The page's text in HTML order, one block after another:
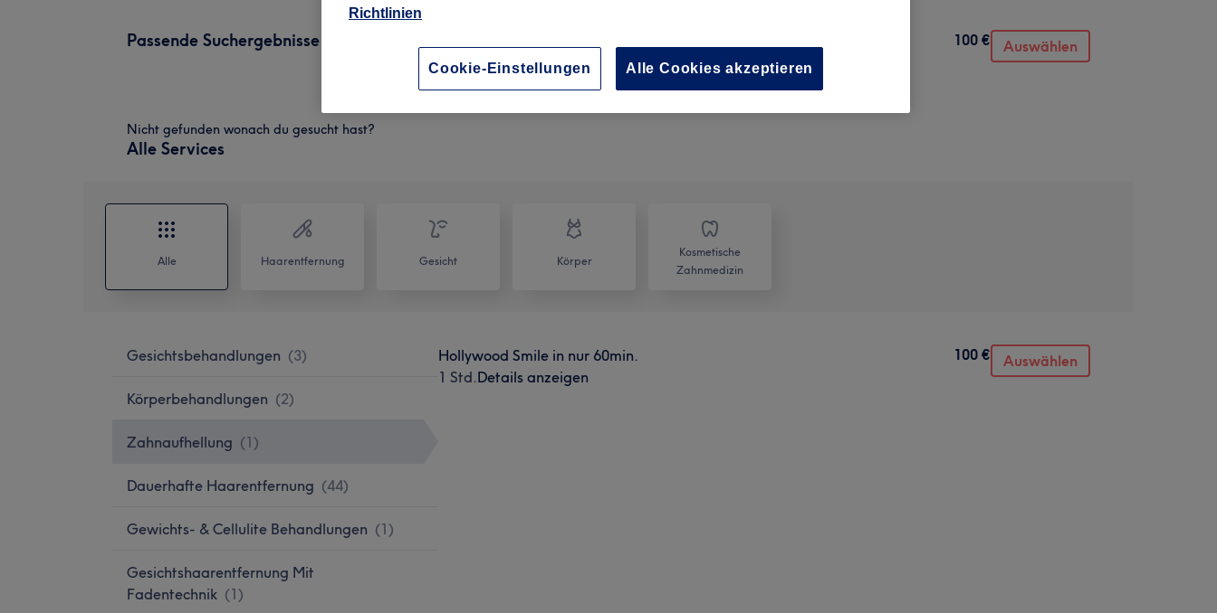
Passende Suchergebnisse
1 Std.Details anzeigen
100 € Auswählen
Nicht gefunden wonach du gesucht hast?
Alle Services
Alle Haarentfernung Gesicht Körper
Kosmetische
Zahnmedizin
Gesichtsbehandlungen (3)
Körperbehandlungen (2)
Zahnaufhellung (1 )
Dauerhafte Haarentfernung (44)
Gewichts- & Cellulite Behandlungen (1)
Gesichtshaarentfernung Mit
Fadentechnik (1)
Hollywood Smile in nur 60min.
1 Std.Details anzeigen
100 € Auswählen
Richtlinien
Cookie-Einstellungen Alle Cookies akzeptieren